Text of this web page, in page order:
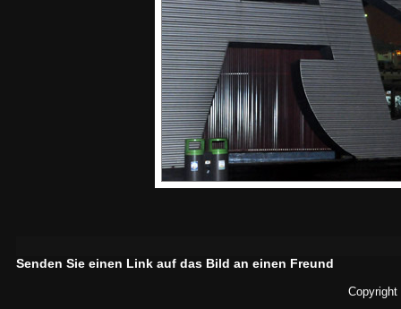
Senden Sie einen Link auf das Bild an einen Freund